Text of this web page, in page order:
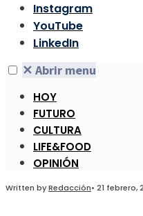
Instagram
YouTube
LinkedIn
✕ Abrir menu
HOY
FUTURO
CULTURA
LIFE&FOOD
OPINIÓN
Written byRedacción• 21 febrero,